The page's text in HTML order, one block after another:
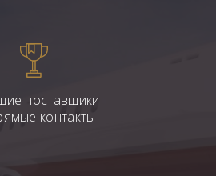
поставщики
контакты